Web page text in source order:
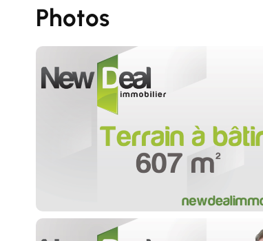
Photos